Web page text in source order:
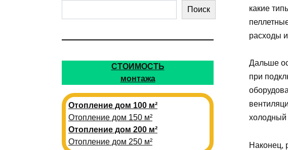
какие
расходы
Дальше
при
холодный
Наконец,
Поиск
СТОИМОСТЬ
монтажа
Отопление дом 100 м²
Отопление дом 150 м²
Отопление дом 200 м²
Отопление дом 250 м²